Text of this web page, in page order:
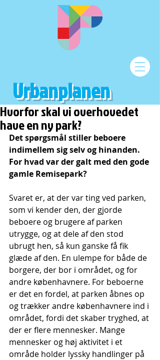
Urbanplanen
Hvorfor skal vi overhovedet
have en ny park?
Det spørgsmål stiller beboere
indimellem sig selv og hinanden.
For hvad var der galt med den gode
gamle Remisepark?
Svaret er, at der var ting ved parken,
som vi kender den, der gjorde
beboere og brugere af parken
utrygge, og at dele af den stod
ubrugt hen, så kun ganske få fik
glæde af den. En ulempe for både de
borgere, der bor i området, og for
andre københavnere. For beboerne
er det en fordel, at parken åbnes op
og trækker andre københavnere ind i
området, fordi det skaber tryghed, at
der er flere mennesker. Mange
mennesker og høj aktivitet i et
område holder lyssky handlinger på